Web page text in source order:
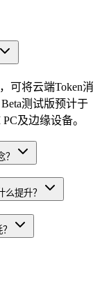
可将云端Token消
测试版预计于
及边缘设备。
提升？